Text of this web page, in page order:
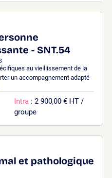
- SNT.54
au vieillissement de la
un accompagnement adapté
Intra : 2 900,00 € HT /
groupe
et pathologique